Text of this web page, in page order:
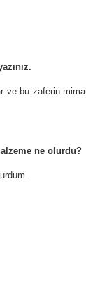
bu zaferin
ne olurdu?